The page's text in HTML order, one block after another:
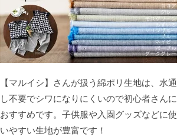
【マルイシ】さんが扱う綿ポリ生地は、水通
し不要でシワになりにくいので初心者さんに
おすすめです。子供服や入園グッズなどに使
いやすい生地が豊富です！